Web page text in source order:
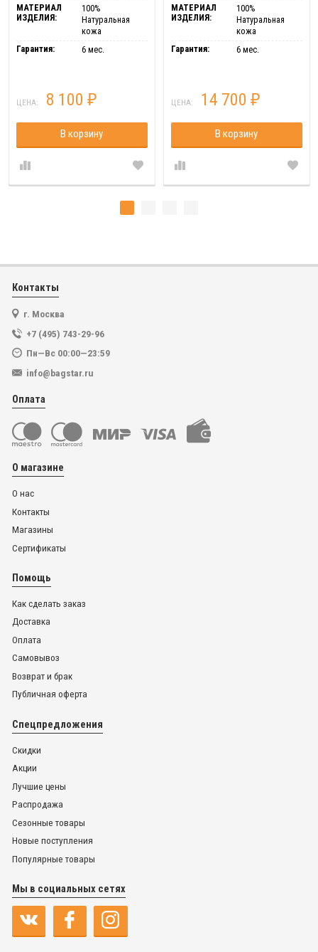
МАТЕРИАЛ
ИЗДЕЛИЯ:
100%
Натуральная
кожа
Гарантия:
6 мес.
ЦЕНА: 8 100 ₽
В корзину
МАТЕРИАЛ
ИЗДЕЛИЯ:
100%
Натуральная
кожа
Гарантия:
6 мес.
ЦЕНА: 14 700 ₽
В корзину
Контакты
г. Москва
+7 (495) 743-29-96
Пн—Вс 00:00—23:59
info@bagstar.ru
Оплата
О магазине
О нас
Контакты
Магазины
Сертификаты
Помощь
Как сделать заказ
Доставка
Оплата
Самовывоз
Возврат и брак
Публичная оферта
Спецпредложения
Скидки
Акции
Лучшие цены
Распродажа
Сезонные товары
Новые поступления
Популярные товары
Мы в социальных сетях